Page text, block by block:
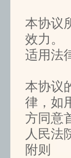
本协议
效力。
适用法
本协议
律，如
方同意
人民法
附则